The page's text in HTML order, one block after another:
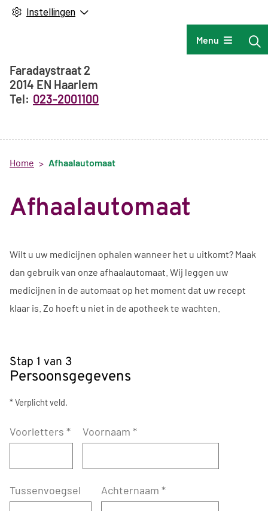
Instellingen
Hoofdmenu
Menu
Adresgegevens
Faradaystraat 2
2014 EN Haarlem
023-2001100
Home Afhaalautomaat
Afhaalautomaat
Wilt u uw medicijnen ophalen wanneer het u uitkomt? Maak
dan gebruik van onze afhaalautomaat. Wij leggen uw
medicijnen in de automaat op het moment dat uw recept
klaar is. Zo hoeft u niet in de apotheek te wachten.
Stap 1 van 3
Persoonsgegevens
* Verplicht veld.
Voorletters * Voornaam *
Tussenvoegsel Achternaam *